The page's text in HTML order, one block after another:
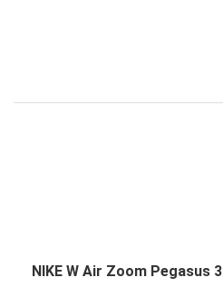
NIKE W Air Zoom Pegasus